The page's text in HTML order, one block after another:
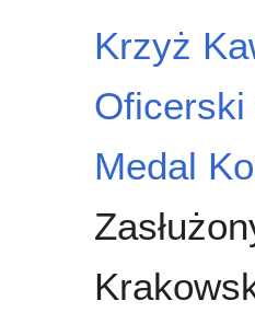
Krzyż
Medal